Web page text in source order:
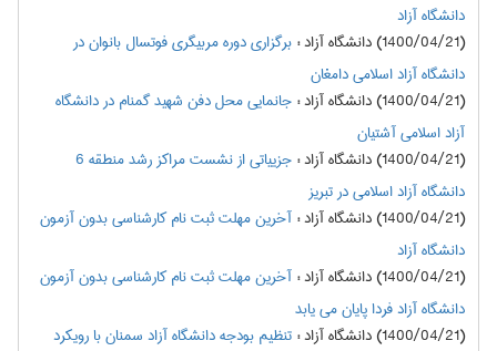
دانشگاه آزاد
(1400/04/21) دانشگاه آزاد
:برگزاری دوره مربیگری فوتسال بانوان در
دانشگاه آزاد اسلامی دامغان
(1400/04/21) دانشگاه آزاد
:جانمایی محل دفن شهید گمنام در دانشگاه
آزاد اسلامی آشتیان
(1400/04/21) دانشگاه آزاد
:
جزییاتی از نشست مراکز رشد منطقه 6
دانشگاه آزاد اسلامی در تبریز
(1400/04/21) دانشگاه آزاد
:آخرین مهلت ثبت نام کارشناسی بدون آزمون
دانشگاه آزاد
(1400/04/21) دانشگاه آزاد
:آخرین مهلت ثبت نام کارشناسی بدون آزمون
دانشگاه آزاد فردا پایان می یابد
(1400/04/21) دانشگاه آزاد
:تنظیم بودجه دانشگاه آزاد سمنان با رویکرد